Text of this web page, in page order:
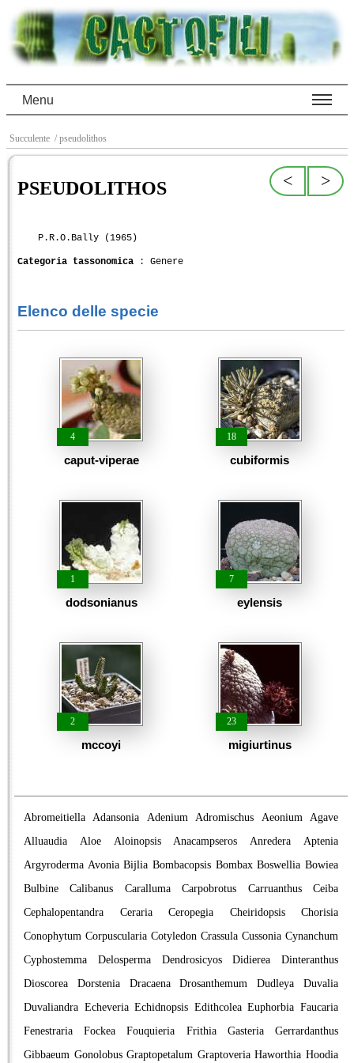
Menu
Succulente / pseudolithos
>
<
PSEUDOLITHOS
P.R.O.Bally (1965)
Categoria tassonomica : Genere
Elenco delle specie
4
caput-viperae
18
cubiformis
1
dodsonianus
7
eylensis
2
mccoyi
23
migiurtinus
Abromeitiella Adansonia Adenium Adromischus Aeonium
Agave
Alluaudia
Aloe Aloinopsis Anacampseros Anredera
Aptenia
Argyroderma Avonia Bijlia Bombacopsis Bombax Boswellia Bowiea
Bulbine
Calibanus Caralluma Carpobrotus Carruanthus
Ceiba
Cephalopentandra
Ceraria Ceropegia Cheiridopsis
Chorisia
Conophytum Corpuscularia Cotyledon Crassula Cussonia Cynanchum
Cyphostemma
Delosperma Dendrosicyos Didierea
Dinteranthus
Dioscorea
Dorstenia Dracaena Drosanthemum Dudleya
Duvalia
Duvaliandra Echeveria Echidnopsis Edithcolea Euphorbia Faucaria
Fenestraria
Fockea Fouquieria Frithia Gasteria
Gerrardanthus
Gibbaeum Gonolobus Graptopetalum Graptoveria Haworthia Hoodia